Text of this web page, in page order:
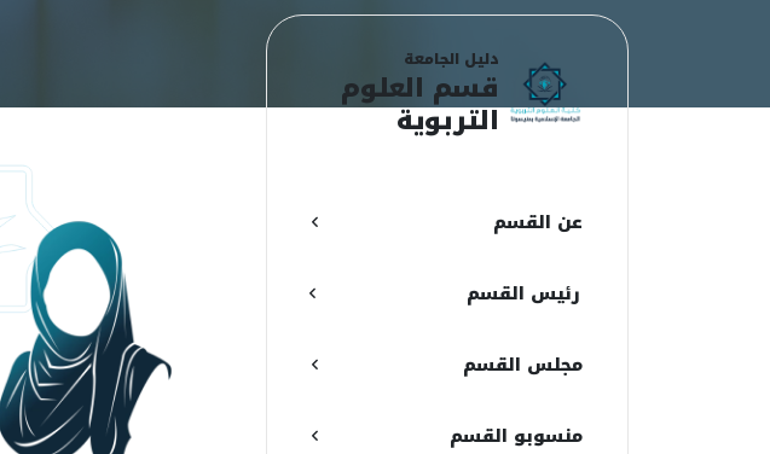
دليل الجامعة
قسم العلوم
التربوية
عن القسم
رئيس القسم
مجلس القسم
منسوبو ‏‏القسم